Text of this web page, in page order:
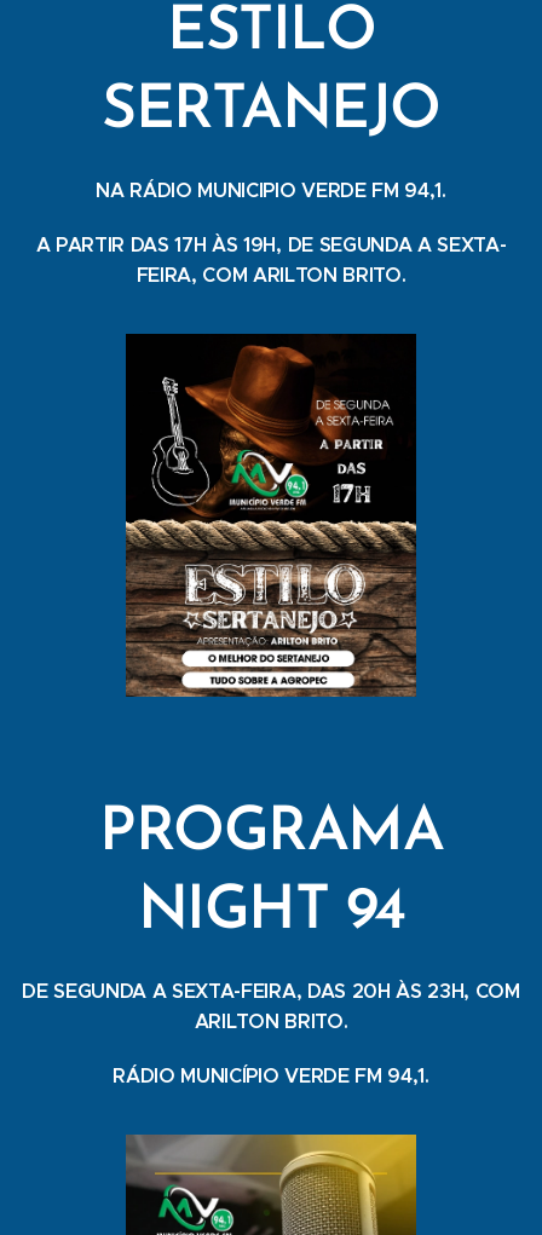
ESTILO
SERTANEJO
NA RÁDIO MUNICIPIO VERDE FM 94,1.
A PARTIR DAS 17H ÀS 19H, DE SEGUNDA A SEXTA-
FEIRA, COM ARILTON BRITO.
PROGRAMA
NIGHT 94
DE SEGUNDA A SEXTA-FEIRA, DAS 20H ÀS 23H, COM
ARILTON BRITO.
RÁDIO MUNICÍPIO VERDE FM 94,1.